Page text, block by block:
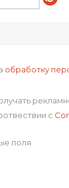
обработку
с
поля